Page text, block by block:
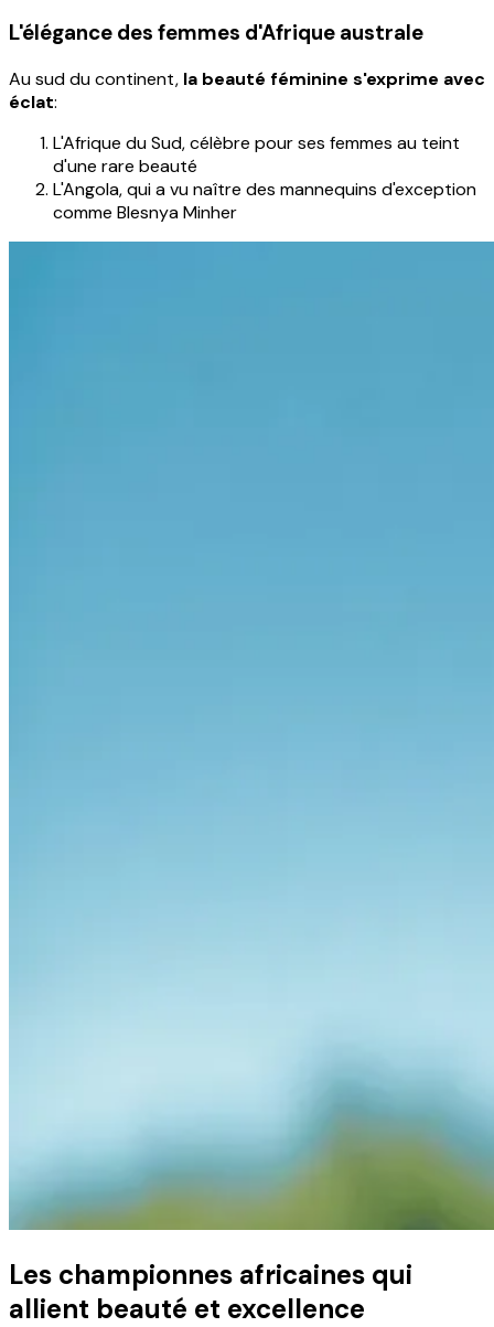
L'élégance des femmes d'Afrique australe
Au sud du continent, la beauté féminine s'exprime avec
éclat:
L'Afrique du Sud, célèbre pour ses femmes au teint
d'une rare beauté
L'Angola, qui a vu naître des mannequins d'exception
comme Blesnya Minher
Les championnes africaines qui
allient beauté et excellence